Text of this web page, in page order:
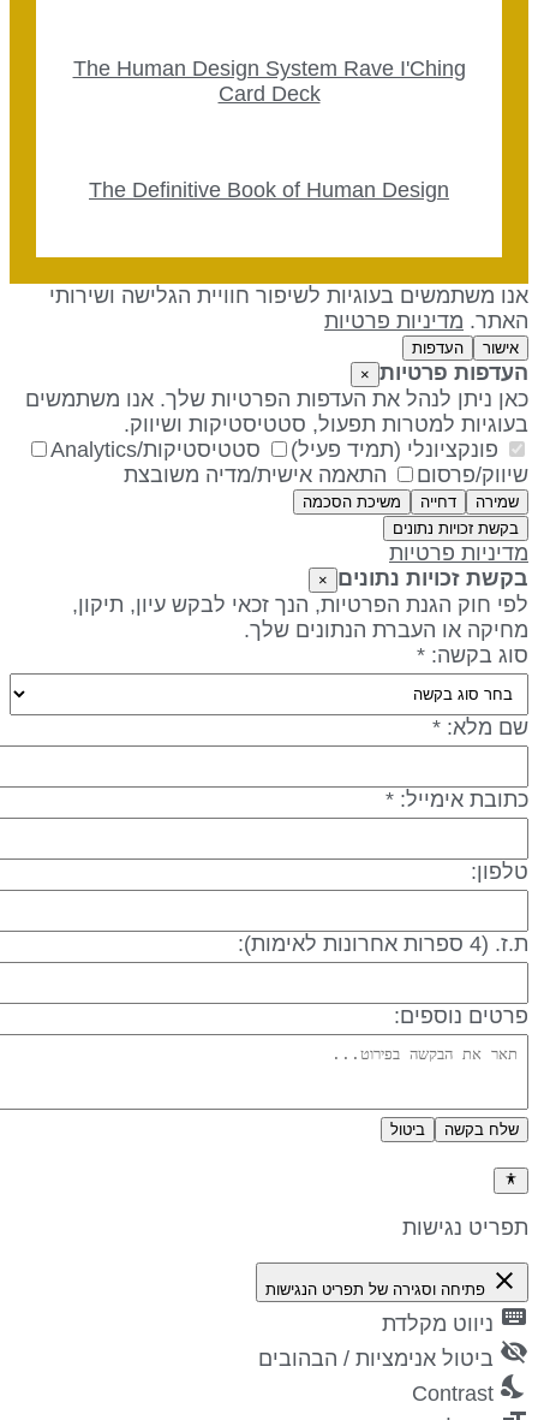
The Human Design System Rave I'Ching
Card Deck
The Definitive Book of Human Design
משתמשים בעוגיות לשיפור חוויית הגלישה ושירותי
מדיניות פרטיות
אישור העדפות
פרטיות ×
ניתן לנהל את העדפות הפרטיות שלך. אנו משתמשים
למטרות תפעול, סטטיסטיקות ושיווק.
פונקציונלי (תמיד פעיל)
סטטיסטיקות/Analytics
פרסום
התאמה אישית/מדיה משובצת
שמירה דחייה
משיכת הסכמה
בקשת זכויות נתונים
פרטיות
זכויות נתונים
חוק הגנת הפרטיות, הנך זכאי לבקש עיון, תיקון,
או העברת הנתונים שלך.
בקשה: *
מלא: *
אימייל: *
ספרות אחרונות לאימות):
נוספים:
שלח בקשה ביטול
נגישות
close פתיחה וסגירה של תפריט הנגישות
ניווט מקלדת
ביטול אנימציות / הבהובים
Contrast